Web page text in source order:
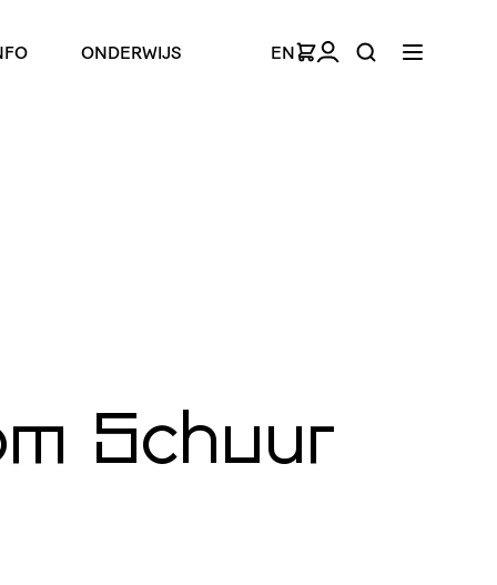
ONDERWIJS EN
Schuur